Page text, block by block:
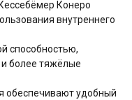
Конеро
внутреннего
способностью,
и более тяжёлые
обеспечивают удобный